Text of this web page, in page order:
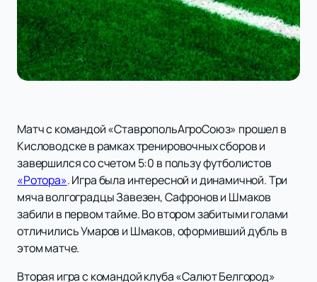
Матч с командой «СтавропольАгроСоюз» прошел в
Кисловодске в рамках тренировочных сборов и
завершился со счетом 5:0 в пользу футболистов
«Ротора». Игра была интересной и динамичной. Три
мяча волгоградцы Завезен, Сафронов и Шмаков
забили в первом тайме. Во втором забитыми голами
отличились Умаров и Шмаков, оформивший дубль в
этом матче.
Вторая игра с командой клуба «Салют Белгород»